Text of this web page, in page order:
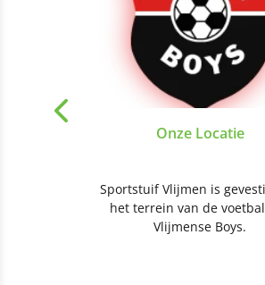
Onze Locatie
Sportstuif Vlijmen is
het terrein van de
Vlijmense Boys.